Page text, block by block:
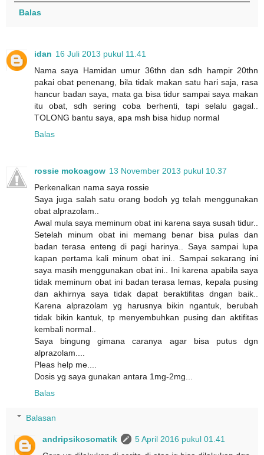
Balas
idan 16 Juli 2013 pukul 11.41
Nama saya Hamidan umur 36thn dan sdh hampir 20thn
pakai obat penenang, bila tidak makan satu hari saja, rasa
hancur badan saya, mata ga bisa tidur sampai saya makan
itu obat, sdh sering coba berhenti, tapi selalu gagal..
TOLONG bantu saya, apa msh bisa hidup normal
Balas
rossie mokoagow 13 November 2013 pukul 10.37
Perkenalkan nama saya rossie
Saya juga salah satu orang bodoh yg telah menggunakan
obat alprazolam..
Awal mula saya meminum obat ini karena saya susah tidur..
Setelah minum obat ini memang benar bisa pulas dan
badan terasa enteng di pagi harinya.. Saya sampai lupa
kapan pertama kali minum obat ini.. Sampai sekarang ini
saya masih menggunakan obat ini.. Ini karena apabila saya
tidak meminum obat ini badan terasa lemas, kepala pusing
dan akhirnya saya tidak dapat beraktifitas dngan baik..
Karena alprazolam yg harusnya bikin ngantuk, berubah
tidak bikin kantuk, tp menyembuhkan pusing dan aktifitas
kembali normal..
Saya bingung gimana caranya agar bisa putus dgn
alprazolam....
Pleas help me....
Dosis yg saya gunakan antara 1mg-2mg...
Balas
Balasan
andripsikosomatik
5 April 2016 pukul 01.41